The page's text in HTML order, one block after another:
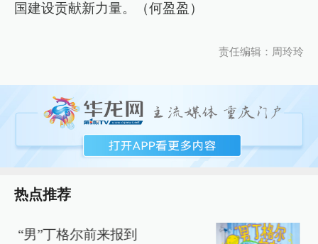
国建设贡献新力量。（何盈盈）
责任编辑：周玲玲
热点推荐
“男”丁格尔前来报到